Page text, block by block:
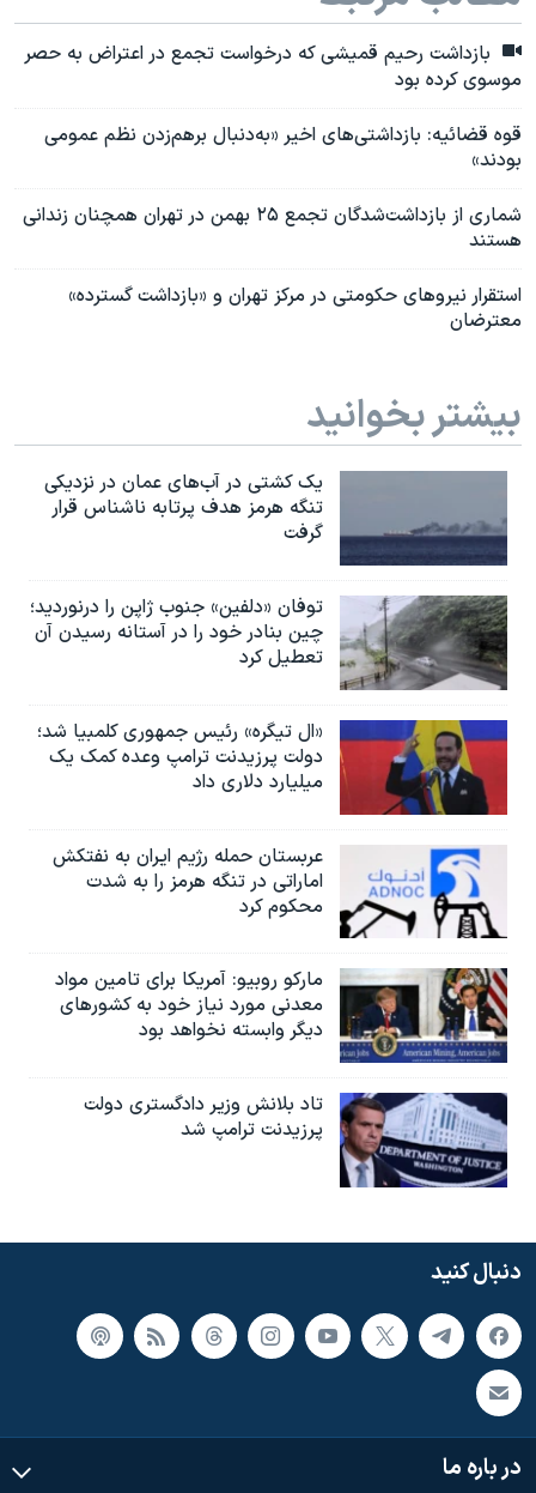
بازداشت رحیم قمیشی که درخواست تجمع در اعتراض به حصر
موسوی کرده بود
قوه قضائیه: بازداشتی‌های اخیر «به‌دنبال برهم‌زدن نظم عمومی
بودند»
شماری از بازداشت‌شدگان تجمع ۲۵ بهمن در تهران همچنان زندانی
هستند
استقرار نیروهای حکومتی در مرکز تهران و «بازداشت‌ گسترده»
معترضان
بیشتر بخوانید
یک کشتی در آب‌های عمان در نزدیکی
تنگه هرمز هدف پرتابه ناشناس قرار
گرفت
توفان «دلفین» جنوب ژاپن را درنوردید؛
چین بنادر خود را در آستانه رسیدن آن
تعطیل کرد
«ال تیگره» رئیس جمهوری کلمبیا شد؛
دولت پرزیدنت ترامپ وعده کمک یک
میلیارد دلاری داد
عربستان حمله رژیم ایران به نفتکش
اماراتی در تنگه هرمز را به‌ شدت
محکوم کرد
مارکو روبیو: آمریکا برای تامین مواد
معدنی مورد نیاز خود به کشورهای
دیگر وابسته نخواهد بود
تاد بلانش وزیر دادگستری دولت
پرزیدنت ترامپ شد
دنبال کنید
در باره ما